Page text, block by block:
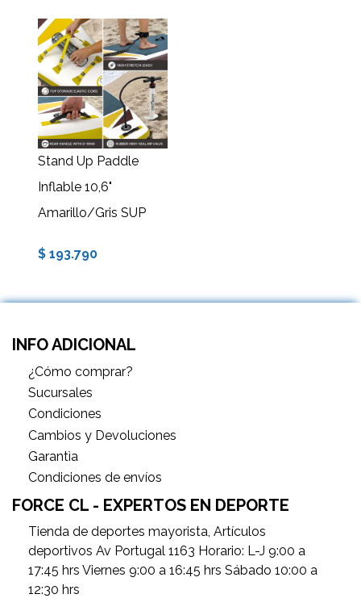
Stand Up Paddle
Inflable 10,6"
Amarillo/Gris SUP
$ 193.790
INFO ADICIONAL
¿Cómo comprar?
Sucursales
Condiciones
Cambios y Devoluciones
Garantìa
Condiciones de envíos
FORCE CL - EXPERTOS EN DEPORTE
Tienda de deportes mayorista, Artículos
deportivos Av Portugal 1163 Horario: L-J 9:00 a
17:45 hrs Viernes 9:00 a 16:45 hrs Sábado 10:00 a
12:30 hrs